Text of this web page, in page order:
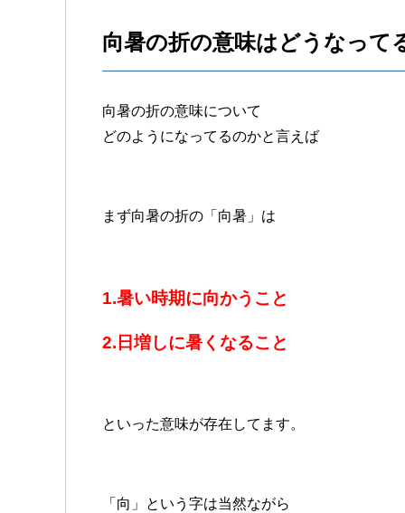
向暑の折の意味はどうなって
向暑の折の意味について
どのようになってるのかと言えば
まず向暑の折の「向暑」は
1.暑い時期に向かうこと
2.日増しに暑くなること
といった意味が存在してます。
「向」という字は当然ながら